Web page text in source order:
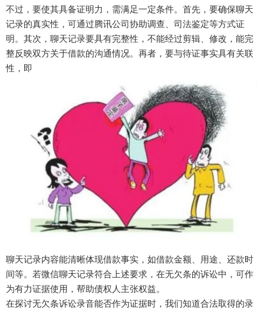
不过，要使其具备证明力，需满足一定条件。首先，要确保聊天
记录的真实性，可通过腾讯公司协助调查、司法鉴定等方式证
明。其次，聊天记录要具有完整性，不能经过剪辑、修改，能完
整反映双方关于借款的沟通情况。再者，要与待证事实具有关联
性，即
聊天记录内容能清晰体现借款事实，如借款金额、用途、还款时
间等。若微信聊天记录符合上述要求，在无欠条的诉讼中，可作
为有力证据使用，帮助债权人主张权益。
在探讨无欠条诉讼录音能否作为证据时，我们知道合法取得的录